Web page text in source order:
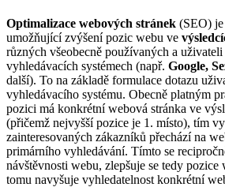
Optimalizace webových stránek (SEO)
umožňující zvýšení pozic webu ve
různých všeobecně používaných a
vyhledávacích systémech (např. Google,
další). To na základě formulace dotazu
vyhledávacího systému. Obecně platným
pozici má konkrétní webová stránka ve
(přičemž nejvyšší pozice je 1. místo), tím
zainteresovaných zákazníků přechází na
primárního vyhledávání. Tímto se
návštěvnosti webu, zlepšuje se tedy pozice
tomu navyšuje vyhledatelnost konkrétní